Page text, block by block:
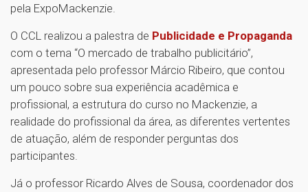
pela ExpoMackenzie.
O CCL realizou a palestra de Publicidade e Propaganda
com o tema “O mercado de trabalho publicitário”,
apresentada pelo professor Márcio Ribeiro, que contou
um pouco sobre sua experiência acadêmica e
profissional, a estrutura do curso no Mackenzie, a
realidade do profissional da área, as diferentes vertentes
de atuação, além de responder perguntas dos
participantes.
Já o professor Ricardo Alves de Sousa, coordenador dos